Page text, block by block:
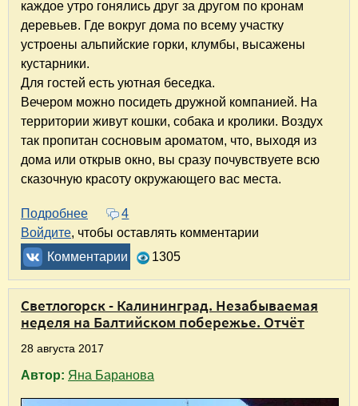
каждое утро гонялись друг за другом по кронам
деревьев. Где вокруг дома по всему участку
устроены альпийские горки, клумбы, высажены
кустарники.
Для гостей есть уютная беседка.
Вечером можно посидеть дружной компанией. На
территории живут кошки, собака и кролики. Воздух
так пропитан сосновым ароматом, что, выходя из
дома или открыв окно, вы сразу почувствуете всю
сказочную красоту окружающего вас места.
Подробнее о Апартаменты Маяковского, 5 в
4
Войдите, чтобы оставлять комментарии
Комментарии
1305
Светлогорск - Калининград. Незабываемая
неделя на Балтийском побережье. Отчёт
28 августа 2017
Автор: Яна Баранова